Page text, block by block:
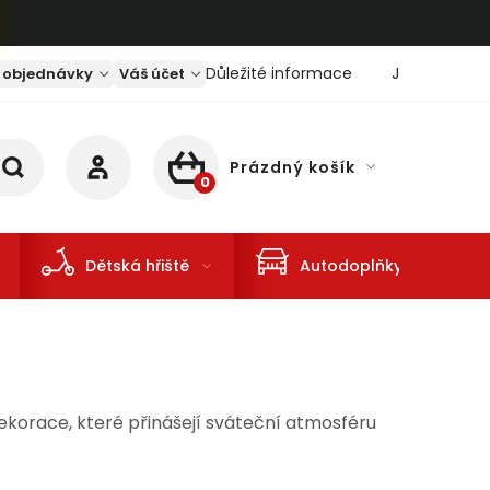
Váš účet Důležité informace Jaký je
NÁKUPNÍ KOŠÍK
Prázdný košík
Dětská hřiště Autodoplňky
které přinášejí sváteční atmosféru